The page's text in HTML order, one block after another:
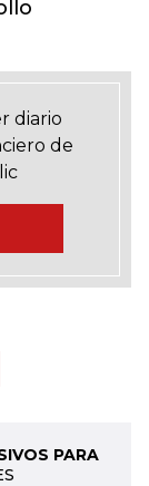
diario
de
PARA